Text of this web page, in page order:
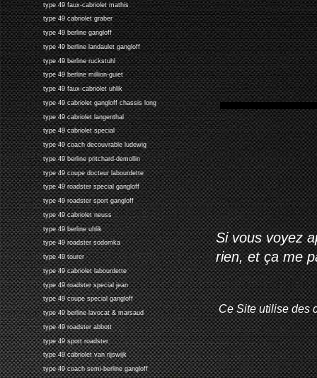
type 49 faux-cabriolet mathis
type 49 cabriolet graber
type 49 berline gangloff
type 49 berline landaulet gangloff
type 49 berline ruckstuhl
type 49 berline million-guiet
type 49 faux-cabriolet uhlik
type 49 cabriolet gangloff chassis long
type 49 cabriolet langenthal
type 49 cabriolet special
type 49 coach decouvrable ludewig
type 49 berline pritchard-demollin
type 49 coupe docteur labourdette
type 49 roadster special gangloff
type 49 roadster sport gangloff
type 49 cabriolet neuss
type 49 berline uhlik
type 49 roadster sodomka
type 49 tourer
type 49 cabriolet labourdette
type 49 roadster special jean
type 49 coupe special gangloff
type 49 berline lavocat & marsaud
type 49 roadster abbott
type 49 sport roadster
type 49 cabriolet van rijswijk
type 49 coach semi-berline gangloff
Si vous voyez
rien, et ça me
Ce Site utilise des